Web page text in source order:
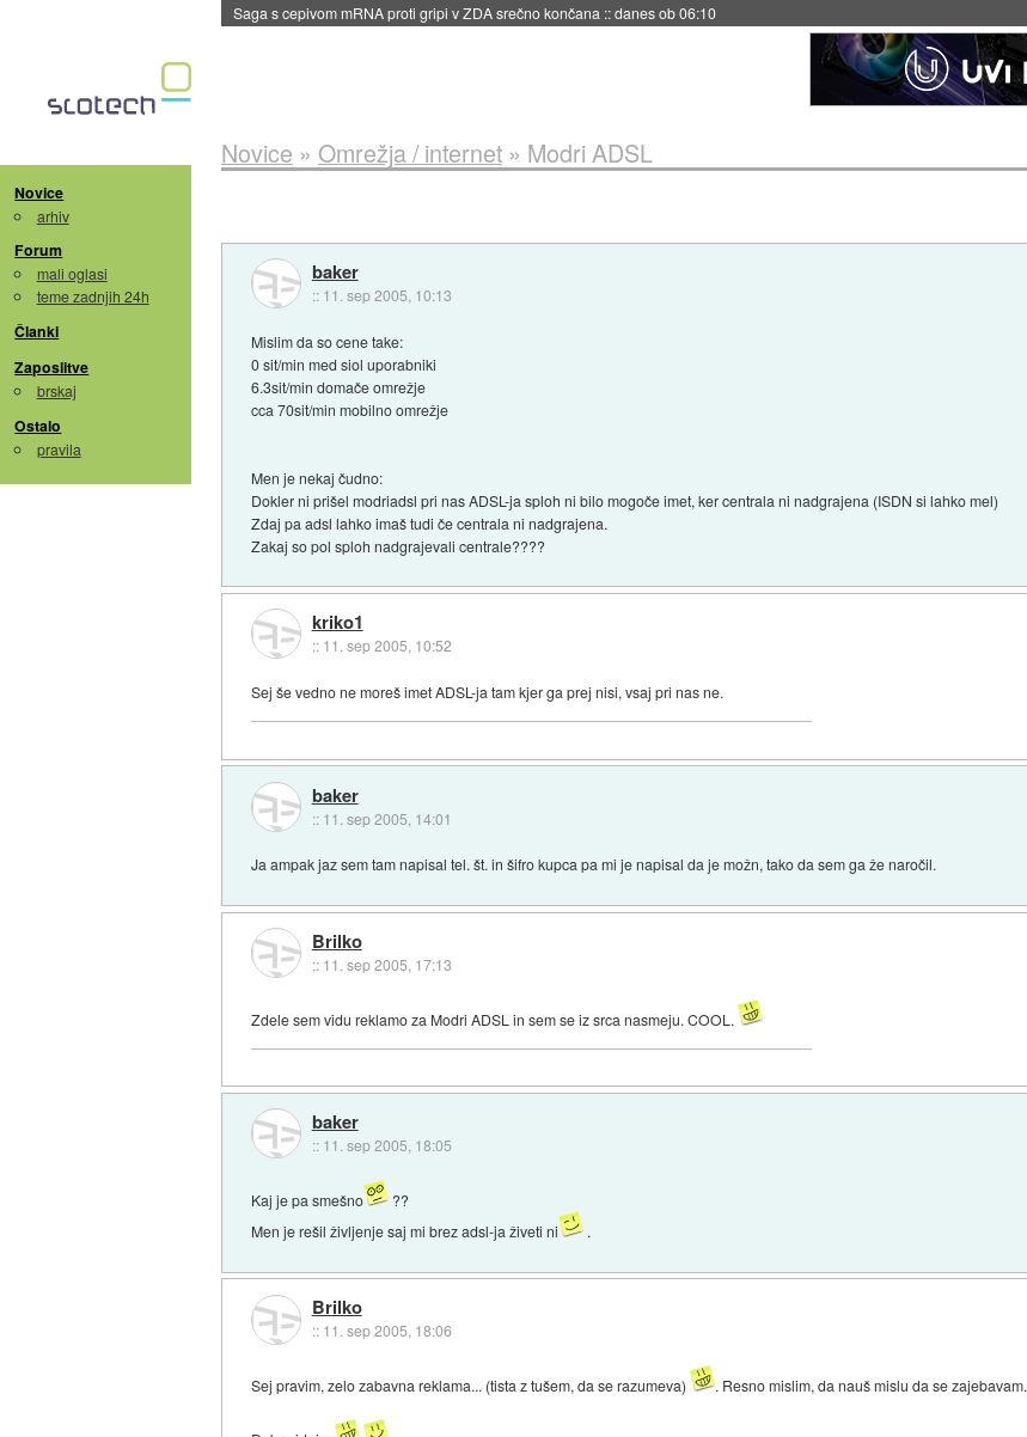
BMW v vozilih začel predvajati reklame::danes ob 06:09
Novice
arhiv
Forum
mali oglasi
teme zadnjih 24h
Članki
Zaposlitve
brskaj
Ostalo
pravila
Novice » Omrežja / internet» Modri ADSL
baker
:: 11. sep 2005, 10:13
Mislim da so cene take:
0 sit/min med siol uporabniki
6.3sit/min domače omrežje
cca 70sit/min mobilno omrežje
Men je nekaj čudno:
Dokler ni prišel modriadsl pri nas ADSL-ja sploh ni bilo mogoče imet, ker centrala ni nadgrajena (ISDN si lahko mel)
Zdaj pa adsl lahko imaš tudi če centrala ni nadgrajena.
Zakaj so pol sploh nadgrajevali centrale????
kriko1
:: 11. sep 2005, 10:52
Sej še vedno ne moreš imet ADSL-ja tam kjer ga prej nisi, vsaj pri nas ne.
baker
:: 11. sep 2005, 14:01
Ja ampak jaz sem tam napisal tel. št. in šifro kupca pa mi je napisal da je možn, tako da sem ga že naročil.
Brilko
:: 11. sep 2005, 17:13
Zdele sem vidu reklamo za Modri ADSL in sem se iz srca nasmeju. COOL.
baker
:: 11. sep 2005, 18:05
Kaj je pa smešno
??
Men je rešil življenje saj mi brez adsl-ja živeti ni
.
Brilko
:: 11. sep 2005, 18:06
Sej pravim, zelo zabavna reklama... (tista z tušem, da se razumeva) . Resno mislim, da nauš mislu da se zajebavam.